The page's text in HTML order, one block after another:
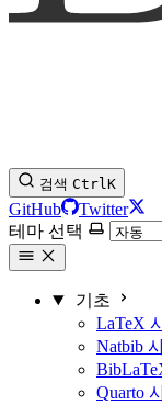
검색 CtrlK
GitHub
Twitter
테마 선택
기초
LaTeX
Natbib
Quarto